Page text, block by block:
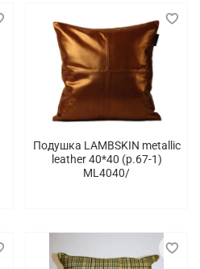
Подушка LAMBSKIN metallic
leather 40*40 (p.67-1)
ML4040/